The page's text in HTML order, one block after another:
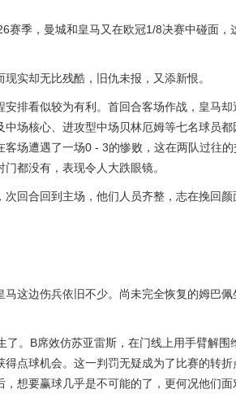
赛季，曼城和皇马又在欧冠1/8决赛中碰面，
实却无比残酷，旧仇未报，又添新恨。
安排看似较为有利。首回合客场作战，皇马
中场核心、进攻型中场贝林厄姆等七名球员
客场遭遇了一场0 - 3的惨败，这在两队过往
都没有，表现令人大跌眼镜。
回合回到主场，他们人员齐整，志在挽回
马这边伤兵依旧不少。尚未完全恢复的姆巴
了。B席效仿苏亚雷斯，在门线上用手臂解
点球机会。这一判罚无疑成为了比赛的转
，想要赢球几乎是不可能的了，更何况他们